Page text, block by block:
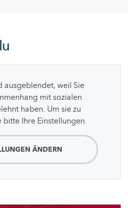
ausgeblendet, weil Sie
mit sozialen
haben. Um sie zu
bitte Ihre Einstellungen.
ÄNDERN